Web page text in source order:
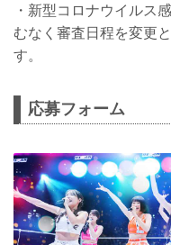
・新型コロナウイルス
むなく審査日程を変更
す。
応募フォーム